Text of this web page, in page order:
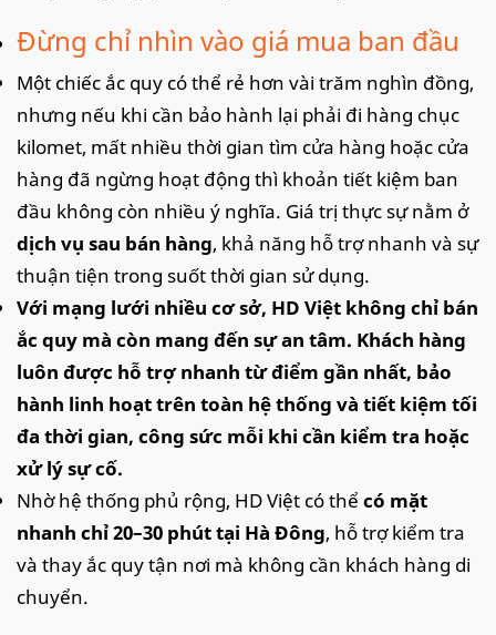
Đừng chỉ nhìn vào giá mua ban đầu
Một chiếc ắc quy có thể rẻ hơn vài trăm nghìn đồng,
nhưng nếu khi cần bảo hành lại phải đi hàng chục
kilomet, mất nhiều thời gian tìm cửa hàng hoặc cửa
hàng đã ngừng hoạt động thì khoản tiết kiệm ban
đầu không còn nhiều ý nghĩa. Giá trị thực sự nằm ở
dịch vụ sau bán hàng, khả năng hỗ trợ nhanh và sự
thuận tiện trong suốt thời gian sử dụng.
Với mạng lưới nhiều cơ sở, HD Việt không chỉ bán
ắc quy mà còn mang đến sự an tâm. Khách hàng
luôn được hỗ trợ nhanh từ điểm gần nhất, bảo
hành linh hoạt trên toàn hệ thống và tiết kiệm tối
đa thời gian, công sức mỗi khi cần kiểm tra hoặc
xử lý sự cố.
Nhờ hệ thống phủ rộng, HD Việt có thể có mặt
nhanh chỉ 20–30 phút tại Hà Đông, hỗ trợ kiểm tra
và thay ắc quy tận nơi mà không cần khách hàng di
chuyển.